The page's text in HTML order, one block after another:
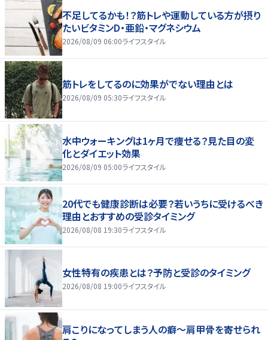
不足してるかも！？筋トレや運動している方が摂り
たいビタミンD・亜鉛・マグネシウム
2026/08/09 06:00ライフスタイル
筋トレをしてるのに効果がでない理由とは
2026/08/09 05:30ライフスタイル
水中ウォーキングは1ヶ月で痩せる？見た目の変
化とダイエット効果
2026/08/09 05:00ライフスタイル
20代でも健康診断は必要？若いうちに受けるべき
理由とおすすめの受診タイミング
2026/08/08 19:30ライフスタイル
女性特有の疾患とは？予防と受診のタイミング
2026/08/08 19:00ライフスタイル
肩こりになってしまう人の癖～肩甲骨を寄せられ